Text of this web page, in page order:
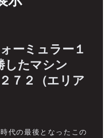
ーミュラー１
したマシン
７２（エリア
代の最後となったこの